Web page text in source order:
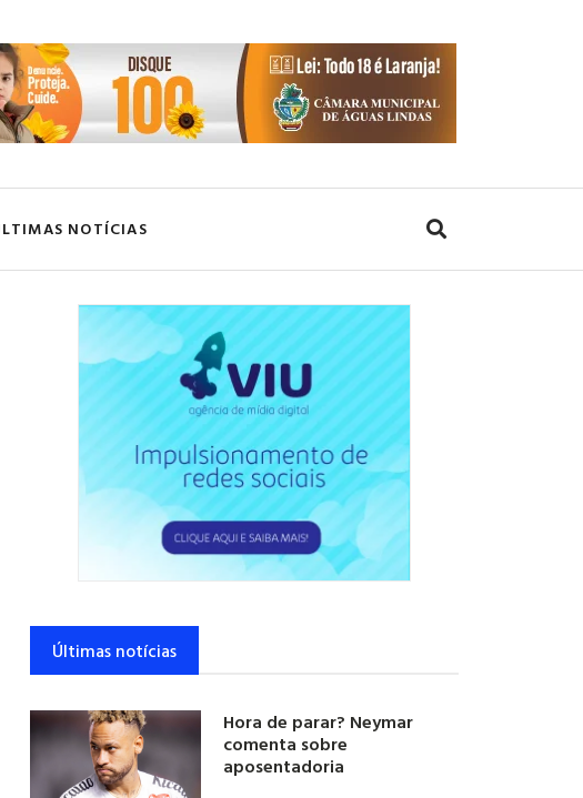
NOTÍCIAS
Últimas notícias
Hora de parar? Neymar
comenta sobre
aposentadoria